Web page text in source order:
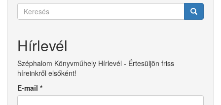
Keresés
Hírlevél
Széphalom Könyvműhely Hírlevél - Értesüljön friss
híreinkről elsőként!
E-mail *